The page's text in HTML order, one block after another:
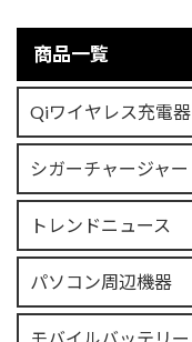
商品一覧
Qiワイヤレス充電器
シガーチャージャー
トレンドニュース
パソコン周辺機器